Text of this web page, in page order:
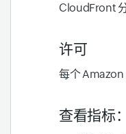
CloudFront
许可
每个
查看指标